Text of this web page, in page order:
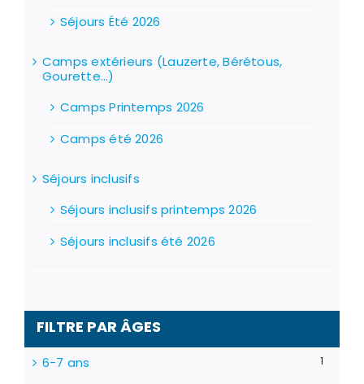
Séjours Été 2026
Camps extérieurs (Lauzerte, Bérétous,
Gourette...)
Camps Printemps 2026
Camps été 2026
Séjours inclusifs
Séjours inclusifs printemps 2026
Séjours inclusifs été 2026
FILTRE PAR ÂGES
6-7 ans 1